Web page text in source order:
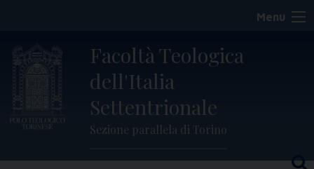
content
Menu
Facoltà Teologica
dell'Italia
Settentrionale
Sezione parallela di Torino